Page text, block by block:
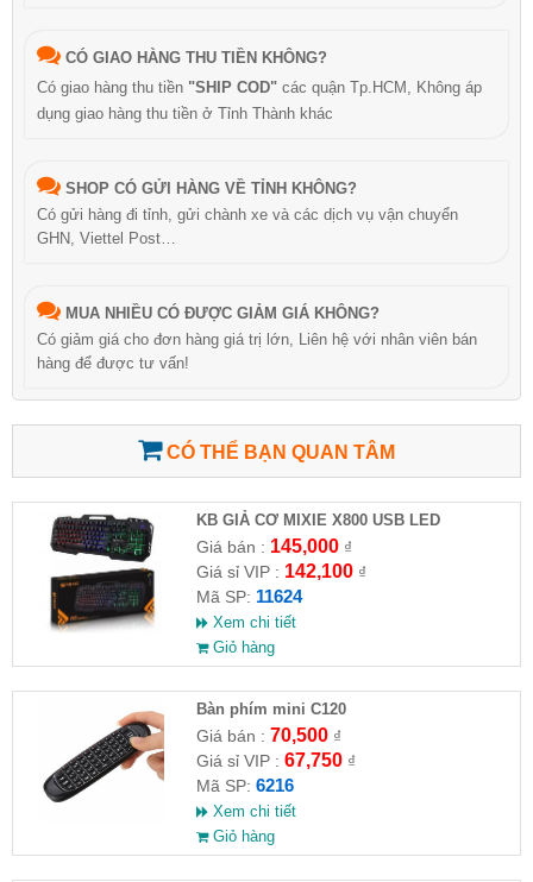
CÓ GIAO HÀNG THU TIỀN KHÔNG?
Có giao hàng thu tiền "SHIP COD" các quận Tp.HCM, Không áp
dụng giao hàng thu tiền ở Tỉnh Thành khác
SHOP CÓ GỬI HÀNG VỀ TỈNH KHÔNG?
Có gửi hàng đi tỉnh, gửi chành xe và các dịch vụ vận chuyển
GHN, Viettel Post…
MUA NHIỀU CÓ ĐƯỢC GIẢM GIÁ KHÔNG?
Có giảm giá cho đơn hàng giá trị lớn, Liên hệ với nhân viên bán
hàng để được tư vấn!
CÓ THỂ BẠN QUAN TÂM
KB GIẢ CƠ MIXIE X800 USB LED
Giá bán : 145,000₫
Giá sỉ VIP : 142,100₫
Mã SP: 11624
Xem chi tiết
Giỏ hàng
Bàn phím mini C120
Giá bán : 70,500₫
Giá sỉ VIP : 67,750₫
Mã SP: 6216
Xem chi tiết
Giỏ hàng